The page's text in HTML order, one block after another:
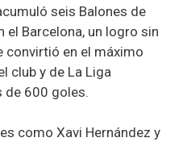
seis Balones de
el Barcelona, un logro sin
convirtió en el máximo
club y de La Liga
de 600 goles.
como Xavi Hernández y